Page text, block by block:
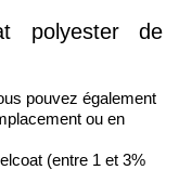
polyester de
pouvez également
ou en
(entre 1 et 3%